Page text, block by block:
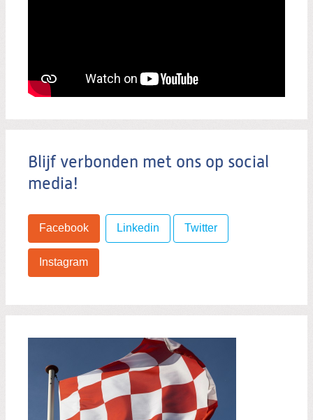
Blijf verbonden met ons op social
media!
Facebook Linkedin Twitter
Instagram